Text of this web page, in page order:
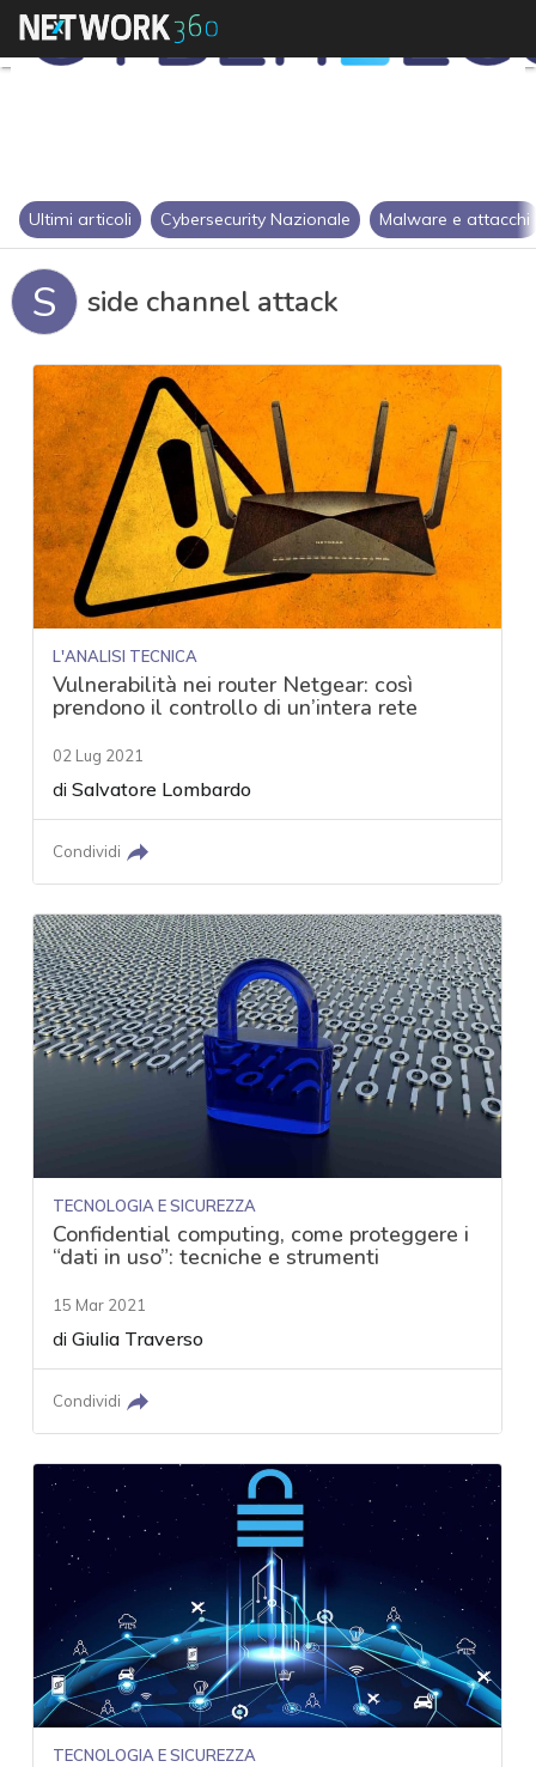
Ultimi articoli Cybersecurity Nazionale Malware e attacchi
S side channel attack
L'ANALISI TECNICA
Vulnerabilità nei router Netgear: così
prendono il controllo di un’intera rete
02 Lug 2021
diSalvatore Lombardo
Condividi
TECNOLOGIA E SICUREZZA
Confidential computing, come proteggere i
“dati in uso”: tecniche e strumenti
15 Mar 2021
diGiulia Traverso
Condividi
TECNOLOGIA E SICUREZZA